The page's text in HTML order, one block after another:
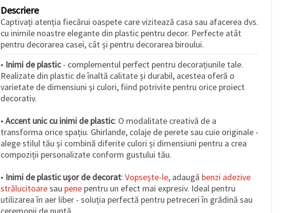
Descriere
Captivați atenția fiecărui oaspete care vizitează casa sau afacerea dvs.
cu inimile noastre elegante din plastic pentru decor. Perfecte atât
pentru decorarea casei, cât și pentru decorarea biroului.
• Inimi de plastic- complementul perfect pentru decorațiunile tale.
Realizate din plastic de înaltă calitate și durabil, acestea oferă o
varietate de dimensiuni și culori, fiind potrivite pentru orice proiect
decorativ.
• Accent unic cu inimi de plastic: O modalitate creativă de a
transforma orice spațiu. Ghirlande, colaje de perete sau cuie originale -
alege stilul tău și combină diferite culori și dimensiuni pentru a crea
compoziții personalizate conform gustului tău.
• Inimi de plastic ușor de decorat: Vopsește-le, adaugă benzi adezive
strălucitoaresau pene pentru un efect mai expresiv. Ideal pentru
utilizarea în aer liber - soluția perfectă pentru petreceri în grădină sau
ceremonii de nuntă.